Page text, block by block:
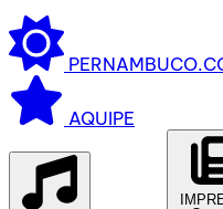
AQUIPE